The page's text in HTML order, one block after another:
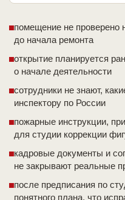
помещение не проверено
до начала ремонта
открытие планируется
о начале деятельности
сотрудники не знают,
инспектору по России
пожарные инструкции,
для студии коррекции
кадровые документы и
не закрывают реальные
после предписания по
понятного плана, что